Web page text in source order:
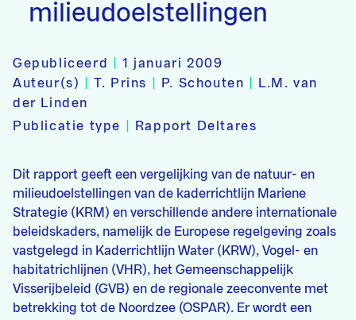
milieudoelstellingen
Gepubliceerd |1 januari 2009
Auteur(s)
|T. Prins P. Schouten
L.M. van
der Linden
Publicatie type
Rapport Deltares
Dit rapport geeft een vergelijking van de natuur- en
milieudoelstellingen van de kaderrichtlijn Mariene
Strategie (KRM) en verschillende andere internationale
beleidskaders, namelijk de Europese regelgeving zoals
vastgelegd in Kaderrichtlijn Water (KRW), Vogel- en
habitatrichlijnen (VHR), het Gemeenschappelijk
Visserijbeleid (GVB) en de regionale zeeconvente met
betrekking tot de Noordzee (OSPAR). Er wordt een